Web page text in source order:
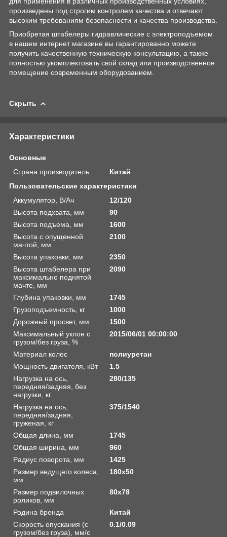
произведены под строгим контролем качества и отвечают
высоким требованиям безопасности и качества производства.
Приобретая штабелеры гидравлические c электроподъемом
в нашем интернет магазине вы гарантированно можете
получить качественную техническую консультацию, а также
полностью укомплектовать свой склад или производственное
помещение современным оборудованием.
Скрыть
Характеристики
Основные
Страна производитель
Китай
Пользовательские характеристики
Аккумулятор, В/Ач
12/120
Высота подхвата, мм
90
Высота подъема, мм
1600
Высота с опущенной
мачтой, мм
2100
Высота упаковки, мм
2350
Высота штабелера при
максимально поднятой
мачте, мм
2090
Глубина упаковки, мм
1745
Грузоподъемность, кг
1000
Дорожный просвет, мм
1500
Максимальный уклон с
грузом/без груза, %
2015/06/01 00:00:00
Материал колес
полиуретан
Мощность двигателя, кВт
1.5
Нагрузка на ось,
передняя/задняя, без
нагрузки, кг
280/135
Нагрузка на ось,
передняя/задняя,
груженая, кг
375/1540
Общая длина, мм
1745
Общая ширина, мм
960
Радиус поворота, мм
1425
Размер ведущего колеса,
мм
180х50
Размер подвилочных
роликов, мм
80х78
Родина бренда
Китай
Скорость опускания (с
грузом/без груза), мм/с
0.1/0.09